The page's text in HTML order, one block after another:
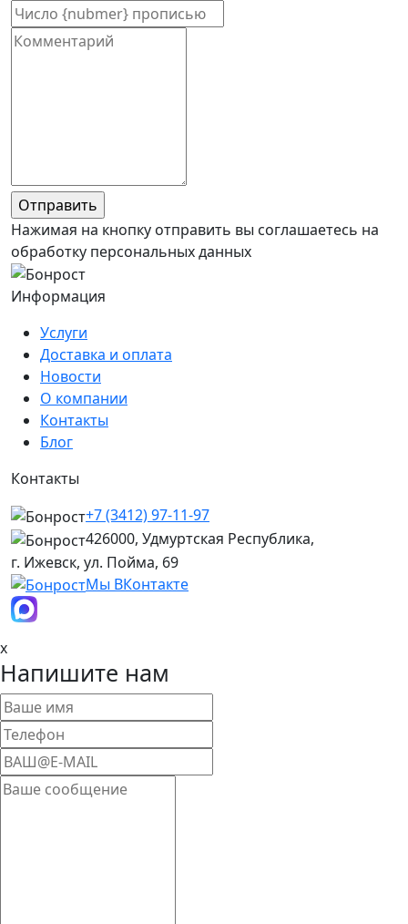
Нажимая на кнопку отправить вы соглашаетесь на
обработку персональных данных
Информация
Услуги
Доставка и оплата
Новости
О компании
Контакты
Блог
Контакты
+7 (3412) 97-11-97
426000, Удмуртская Республика,
г. Ижевск, ул. Пойма, 69
Мы ВКонтакте
x
Напишите нам